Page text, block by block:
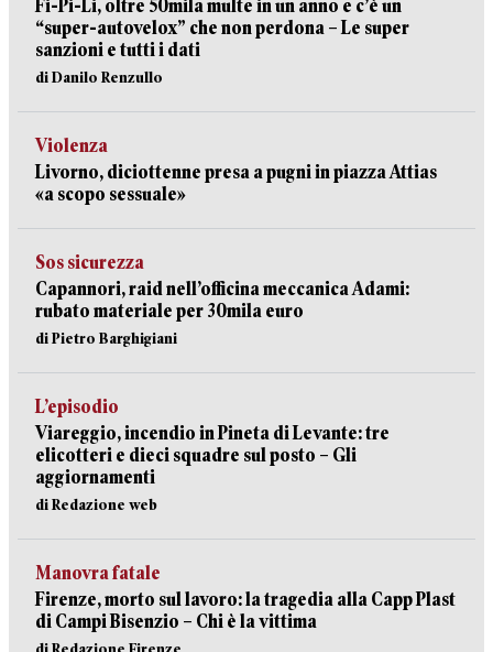
Fi-Pi-Li, oltre 50mila multe in un anno e c’è un
“super-autovelox” che non perdona – Le super
sanzioni e tutti i dati
di Danilo Renzullo
Violenza
Livorno, diciottenne presa a pugni in piazza Attias
«a scopo sessuale»
Sos sicurezza
Capannori, raid nell’officina meccanica Adami:
rubato materiale per 30mila euro
di Pietro Barghigiani
L’episodio
Viareggio, incendio in Pineta di Levante: tre
elicotteri e dieci squadre sul posto – Gli
aggiornamenti
di Redazione web
Manovra fatale
Firenze, morto sul lavoro: la tragedia alla Capp Plast
di Campi Bisenzio – Chi è la vittima